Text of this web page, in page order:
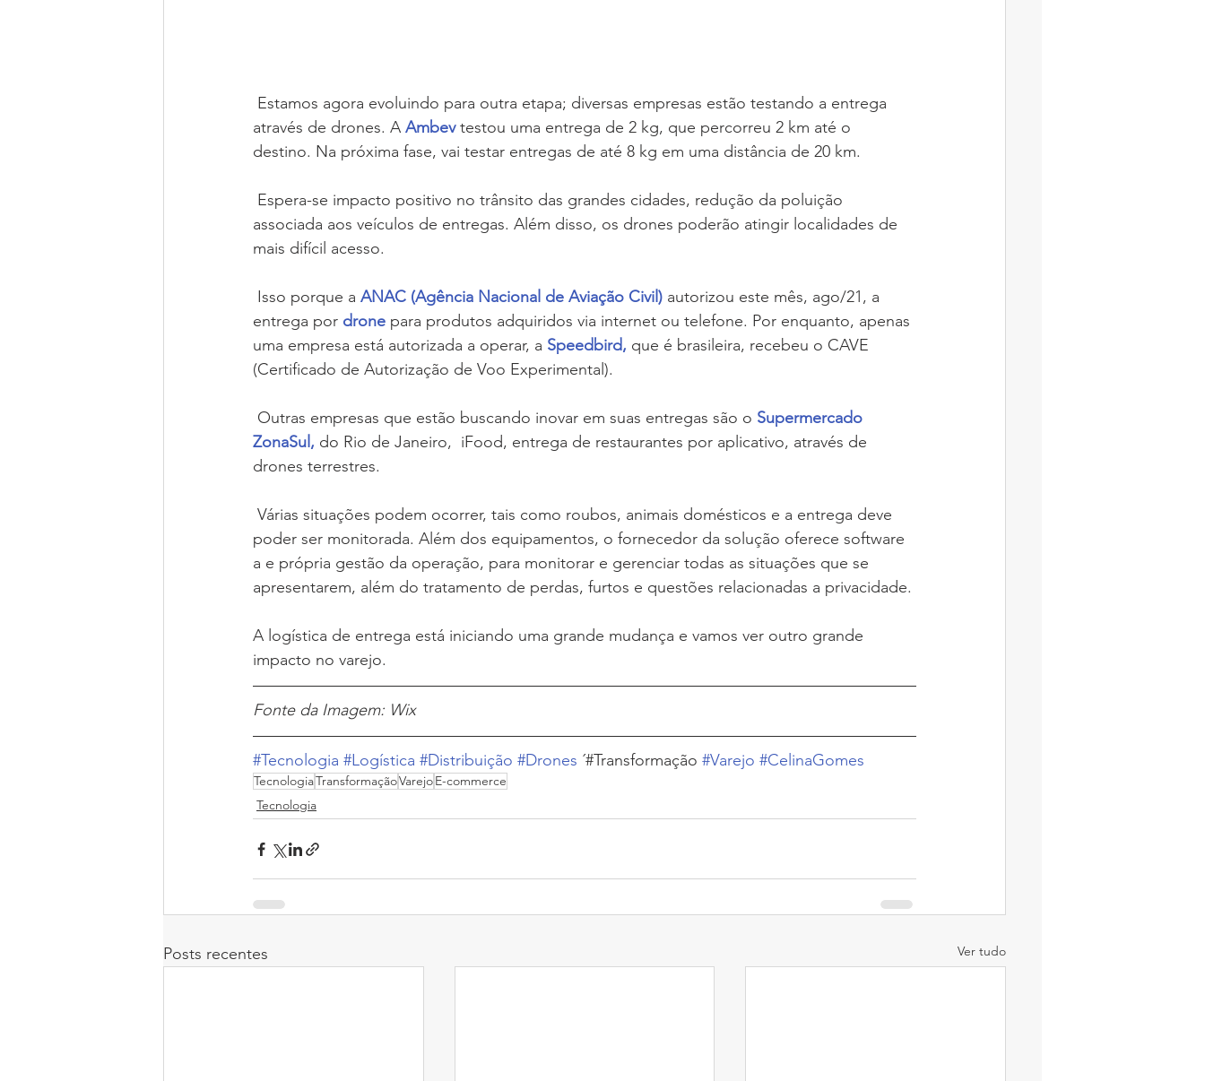
através de drones. A Ambev testou uma entrega de 2 kg, que percorreu 2 km até o
destino. Na próxima fase, vai testar entregas de até 8 kg em uma distância de 20 km.
associada aos veículos de entregas. Além disso, os drones poderão atingir localidades de
mais difícil acesso.
Isso porque a ANAC (Agência Nacional de Aviação Civil) autorizou este mês, ago/21, a
entrega por drone para produtos adquiridos via internet ou telefone. Por enquanto, apenas
uma empresa está autorizada a operar, a Speedbird, que é brasileira, recebeu o CAVE
(Certificado de Autorização de Voo Experimental).
Outras empresas que estão buscando inovar em suas entregas são o Supermercado
ZonaSul, do Rio de Janeiro,  iFood, entrega de restaurantes por aplicativo, através de
drones terrestres.
poder ser monitorada. Além dos equipamentos, o fornecedor da solução oferece software
a e própria gestão da operação, para monitorar e gerenciar todas as situações que se
apresentarem, além do tratamento de perdas, furtos e questões relacionadas a privacidade.
A logística de entrega está iniciando uma grande mudança e vamos ver outro grande
impacto no varejo.
Fonte da Imagem: Wix
#Tecnologia #Logística #Distribuição #Drones ´#Transformação #Varejo #CelinaGomes
TecnologiaTransformaçãoVarejoE-commerce
Tecnologia
Posts recentes Ver tudo